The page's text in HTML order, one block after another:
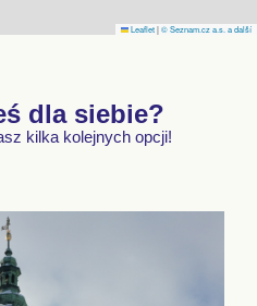
Leaflet|© Seznam.cz a.s. a další
dla siebie?
kilka kolejnych opcji!